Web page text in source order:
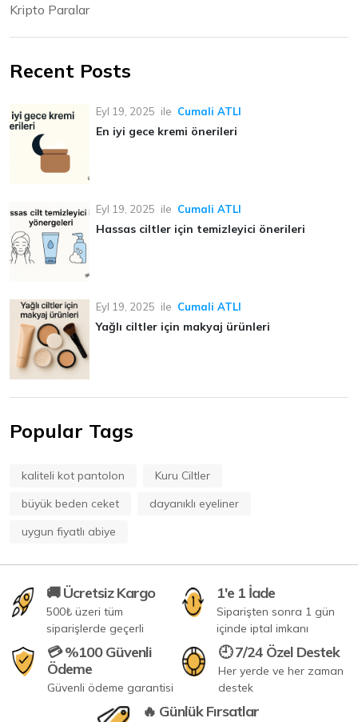
Kripto Paralar
Recent Posts
Eyl 19, 2025 ile Cumali ATLI
En iyi gece kremi önerileri
Eyl 19, 2025 ile Cumali ATLI
Hassas ciltler için temizleyici önerileri
Eyl 19, 2025 ile Cumali ATLI
Yağlı ciltler için makyaj ürünleri
Popular Tags
kaliteli kot pantolon
Kuru Ciltler
büyük beden ceket
dayanıklı eyeliner
uygun fiyatlı abiye
🚚 Ücretsiz Kargo
500₺ üzeri tüm
siparişlerde geçerli
1'e 1 İade
Siparişten sonra 1 gün
içinde iptal imkanı
💳 %100 Güvenli
Ödeme
Güvenli ödeme garantisi
🕘 7/24 Özel Destek
Her yerde ve her zaman
destek
🔥 Günlük Fırsatlar